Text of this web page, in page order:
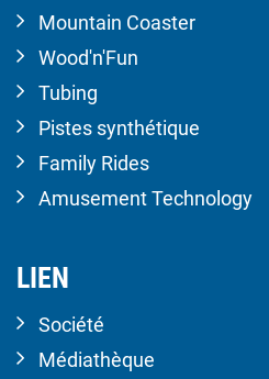
Mountain Coaster
Wood'n'Fun
Tubing
Pistes synthétique
Family Rides
Amusement Technology
LIEN
Société
Médiathèque